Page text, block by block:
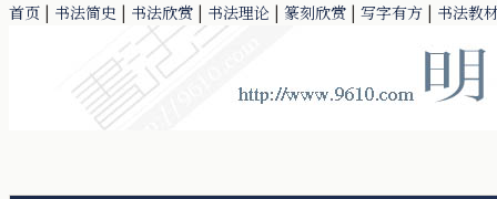
首页 | 书法简史 | 书法欣赏 | 书法理论 | 篆刻欣赏 | 写字有方 | 书法教